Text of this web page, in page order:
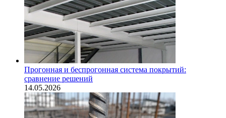
Прогонная и беспрогонная система покрытий:
сравнение решений
14.05.2026